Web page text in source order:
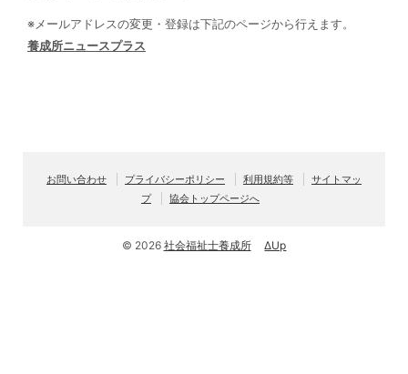
※メールアドレスの変更・登録は下記のページから行えます。
養成所ニュースプラス
お問い合わせ プライバシーポリシー 利用規約等
サイトマッ
プ
協会トップページへ
© 2026 社会福祉士養成所 ΔUp